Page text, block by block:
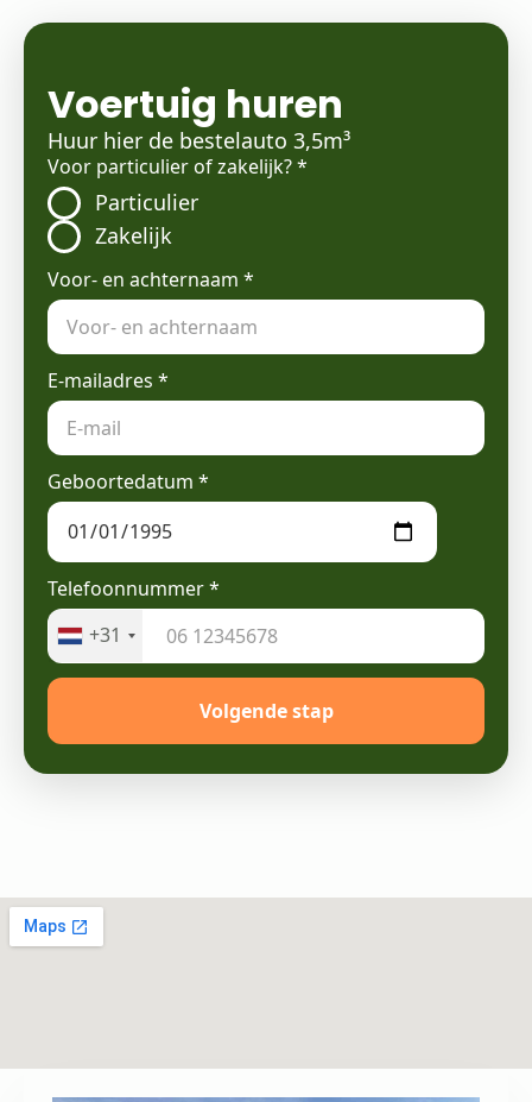
Voertuig huren
Huur hier de bestelauto 3,5m³
Voor particulier of zakelijk?*
Particulier
Zakelijk
Voor- en achternaam *
E-mailadres *
Geboortedatum *
Telefoonnummer*
+31
Volgende stap